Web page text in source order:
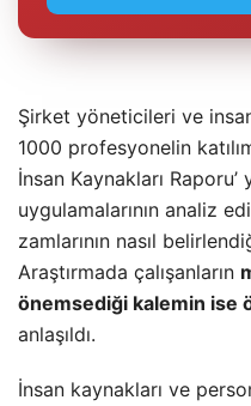
Şirket yöneticileri ve
1000 profesyonelin
İnsan Kaynakları Raporu’
uygulamalarının analiz
zamlarının nasıl
Araştırmada çalışanların
önemsediği kalemin ise
anlaşıldı.
İnsan kaynakları ve